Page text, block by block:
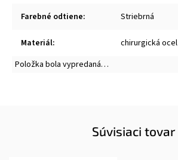
Farebné odtiene: Striebrná
Materiál:
chirurgická ocel
Položka bola vypredaná…
Súvisiaci tovar